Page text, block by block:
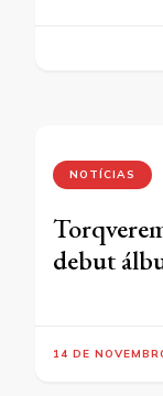
NOTÍCIAS
debut
14 DE